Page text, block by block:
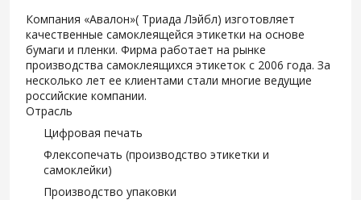
Компания «Авалон»( Триада Лэйбл) изготовляет
качественные самоклеящейся этикетки на основе
бумаги и пленки. Фирма работает на рынке
производства самоклеящихся этикеток с 2006 года. За
несколько лет ее клиентами стали многие ведущие
российские компании.
Отрасль
Цифровая печать
Флексопечать (производство этикетки и
самоклейки)
Производство упаковки